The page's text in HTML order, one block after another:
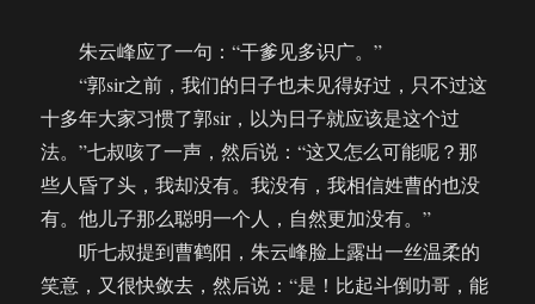
朱云峰应了一句：“干爹见多识广。”
“郭sir之前，我们的日子也未见得好过，只不过这
十多年大家习惯了郭sir，以为日子就应该是这个过
法。”七叔咳了一声，然后说：“这又怎么可能呢？那
些人昏了头，我却没有。我没有，我相信姓曹的也没
有。他儿子那么聪明一个人，自然更加没有。”
听七叔提到曹鹤阳，朱云峰脸上露出一丝温柔的
笑意，又很快敛去，然后说：“是！比起斗倒叻哥，能